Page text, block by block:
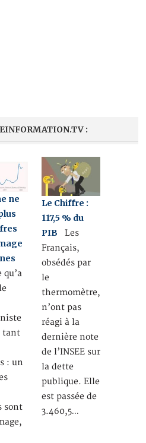
:
ne
qu’a
tant
: un
sont
Le Chiffre :
117,5 % du
PIB Les
Français,
obsédés par
le
thermomètre,
n’ont pas
réagi à la
dernière note
de l’INSEE sur
la dette
publique. Elle
est passée de
3.460,5…